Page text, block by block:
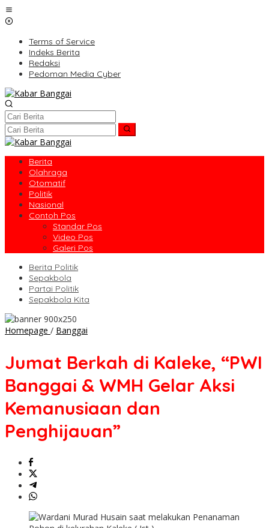
Lewati
ke
Terms of Service
Indeks Berita
Redaksi
Pedoman Media Cyber
Berita
Olahraga
Otomatif
Politik
Nasional
Contoh Pos
Standar Pos
Video Pos
Galeri Pos
Berita Politik
Sepakbola
Partai Politik
Sepakbola Kita
Homepage / Banggai
Kaleke,
Banggai
WMH
Aksi
Jumat Berkah di Kaleke, “PWI
Banggai & WMH Gelar Aksi
Kemanusiaan dan
Penghijauan”